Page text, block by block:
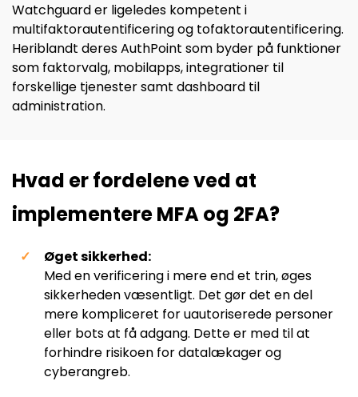
Watchguard er ligeledes kompetent i
multifaktorautentificering og tofaktorautentificering.
Heriblandt deres AuthPoint som byder på funktioner
som faktorvalg, mobilapps, integrationer til
forskellige tjenester samt dashboard til
administration.
Hvad er fordelene ved at
implementere MFA og 2FA?
Øget sikkerhed:
Med en verificering i mere end et trin, øges
sikkerheden væsentligt. Det gør det en del
mere kompliceret for uautoriserede personer
eller bots at få adgang. Dette er med til at
forhindre risikoen for datalækager og
cyberangreb.